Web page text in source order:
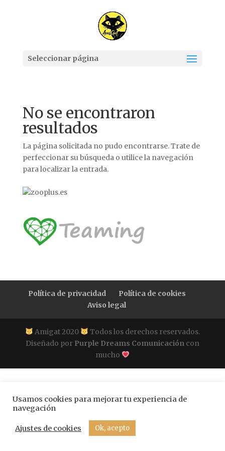
Seleccionar página
No se encontraron
resultados
La página solicitada no pudo encontrarse. Trate de
perfeccionar su búsqueda o utilice la navegación
para localizar la entrada.
Política de privacidad
Política de cookies
Aviso legal
Amigat 2020
Todos los derechos reservados.
Diseñado por Purple Dreams Comunicación con
mucho
Usamos cookies para mejorar tu experiencia de
navegación
Ajustes de cookies Ok, acepto